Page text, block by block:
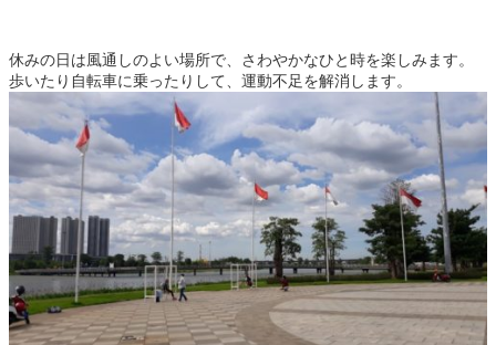
休みの日は風通しのよい場所で、さわやかなひと時を楽しみます。
歩いたり自転車に乗ったりして、運動不足を解消します。